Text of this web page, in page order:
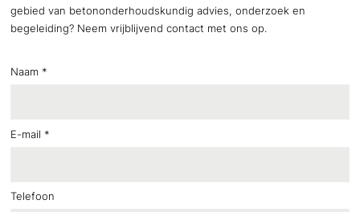
gebied van betononderhoudskundig advies, onderzoek en
begeleiding? Neem vrijblijvend contact met ons op.
Naam *
E-mail *
Telefoon